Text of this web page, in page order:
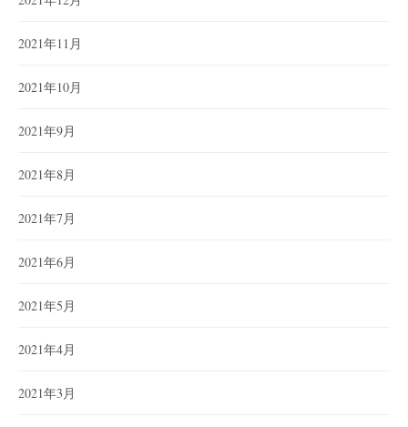
2021年11月
2021年10月
2021年9月
2021年8月
2021年7月
2021年6月
2021年5月
2021年4月
2021年3月